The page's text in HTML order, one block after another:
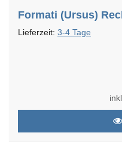
Formati (Ursus)
Lieferzeit: 3-4 Tage